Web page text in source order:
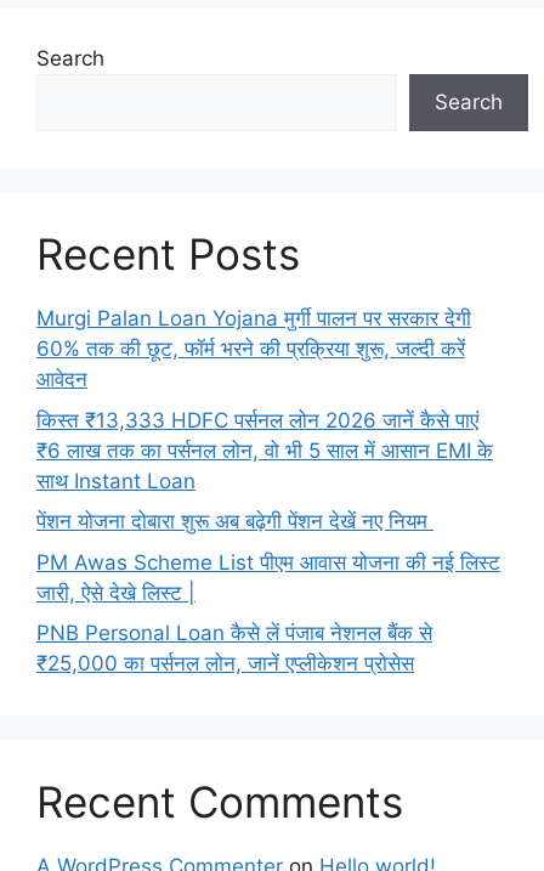
Search
Search
Recent Posts
Murgi Palan Loan Yojana मुर्गी पालन पर सरकार देगी
60% तक की छूट, फॉर्म भरने की प्रक्रिया शुरू, जल्दी करें
आवेदन
किस्त ₹13,333 HDFC पर्सनल लोन 2026 जानें कैसे पाएं
₹6 लाख तक का पर्सनल लोन, वो भी 5 साल में आसान EMI के
साथ Instant Loan
पेंशन योजना दोबारा शुरू अब बढ़ेगी पेंशन देखें नए नियम
PM Awas Scheme List पीएम आवास योजना की नई लिस्ट
जारी, ऐसे देखे लिस्ट |
PNB Personal Loan कैसे लें पंजाब नेशनल बैंक से
₹25,000 का पर्सनल लोन, जानें एप्लीकेशन प्रोसेस
Recent Comments